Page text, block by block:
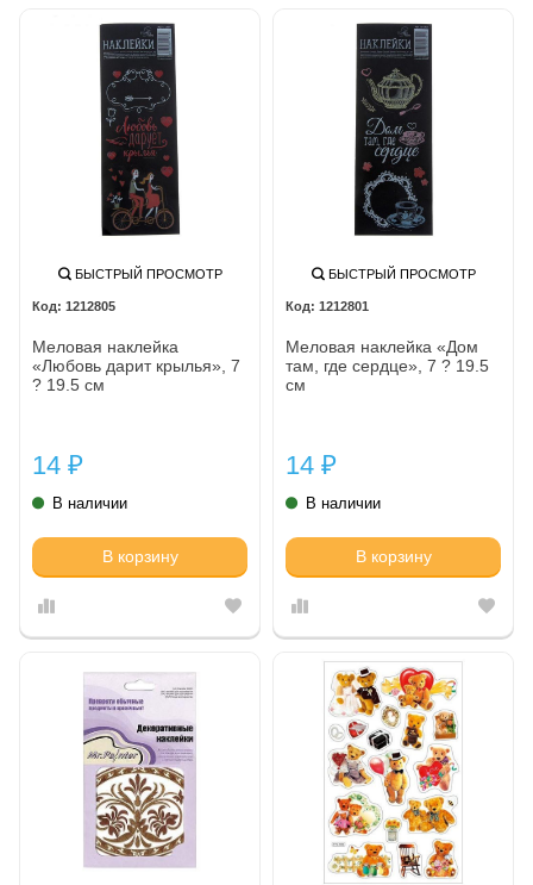
БЫСТРЫЙ ПРОСМОТР
1212805
Меловая наклейка
«Любовь дарит крылья», 7
? 19.5 см
14 ₽
В наличии
В корзину
БЫСТРЫЙ ПРОСМОТР
1212801
Меловая наклейка «Дом
там, где сердце», 7 ? 19.5
см
14 ₽
В наличии
В корзину